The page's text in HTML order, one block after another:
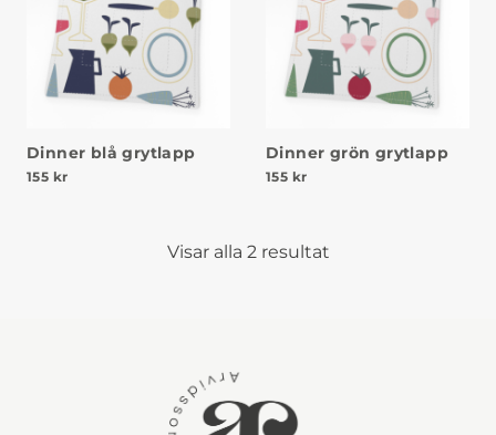
Dinner blå grytlapp
155 kr
Dinner grön grytlapp
155 kr
Visar alla 2 resultat